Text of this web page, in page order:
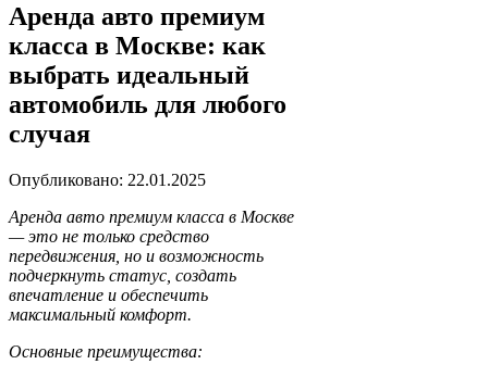
Аренда авто премиум
класса в Москве: как
выбрать идеальный
автомобиль для любого
случая
Опубликовано: 22.01.2025
Аренда авто премиум класса в Москве
— это не только средство
передвижения, но и возможность
подчеркнуть статус, создать
впечатление и обеспечить
максимальный комфорт.
Основные преимущества: